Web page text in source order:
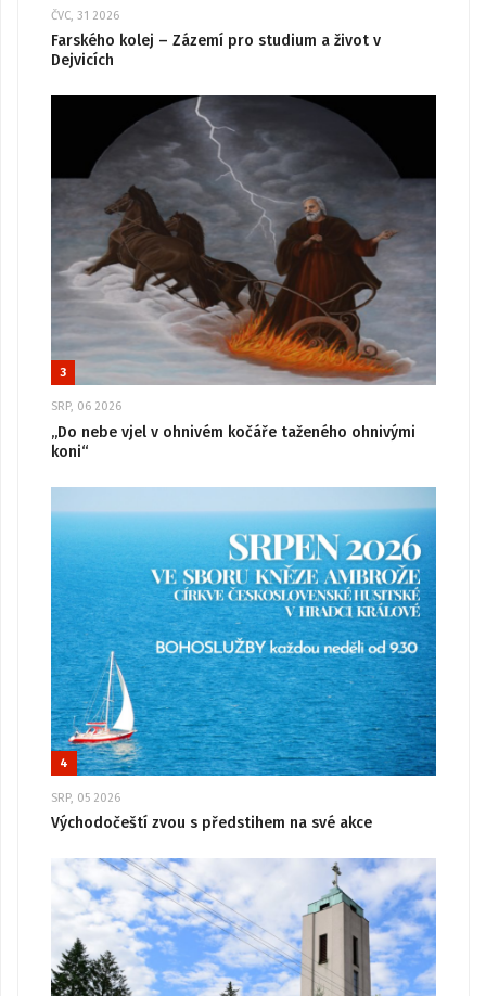
ČVC, 31 2026
Farského kolej – Zázemí pro studium a život v
Dejvicích
3
SRP, 06 2026
„Do nebe vjel v ohnivém kočáře taženého ohnivými
koni“
4
SRP, 05 2026
Východočeští zvou s předstihem na své akce